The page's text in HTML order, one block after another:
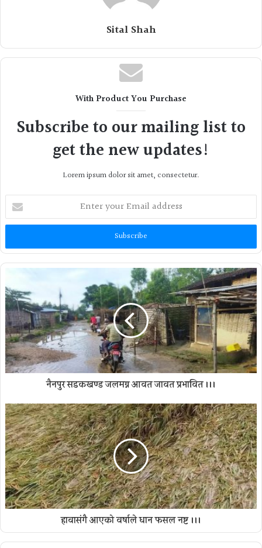
Sital Shah
With Product You Purchase
Subscribe to our mailing list to
get the new updates!
Lorem ipsum dolor sit amet, consectetur.
Enter
your
Email
नैनपुर सडकखण्ड जलमग्न आवत जावत प्रभावित ।।।
हावासंगै आएको वर्षाले धान फसल नष्ट ।।।